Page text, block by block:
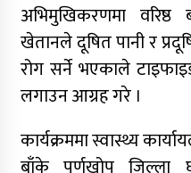
अभिमुखिकरणमा वरिष्ठ
खेतानले दूषित पानी र
रोग सर्ने भएकाले
लगाउन आग्रह गरे ।
कार्यक्रममा स्वास्थ्य